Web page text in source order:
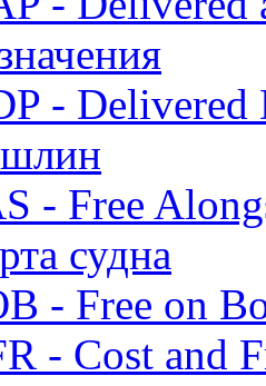
- Delivered
- Free
судна
- Free on
- Cost and